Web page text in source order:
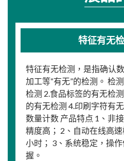
特征有无
特征有无检测，是指确认
加工等“有无”的检测。 检
检测 2.食品标签的有无检
的有无检测 4.印刷字符有
数量计数 产品特点 1、非
精度高； 2、自动在线高
小时； 3、系统稳定，操
握。